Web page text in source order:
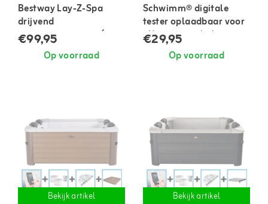
Bestway Lay-Z-Spa
drijvend
zoutwatersysteem (tot
1400 liter)
€99,95
Op voorraad
Schwimm® digitale
tester oplaadbaar voor
pH en zoutgehalte
€29,95
Op voorraad
Bekijk artikel Bekijk artikel